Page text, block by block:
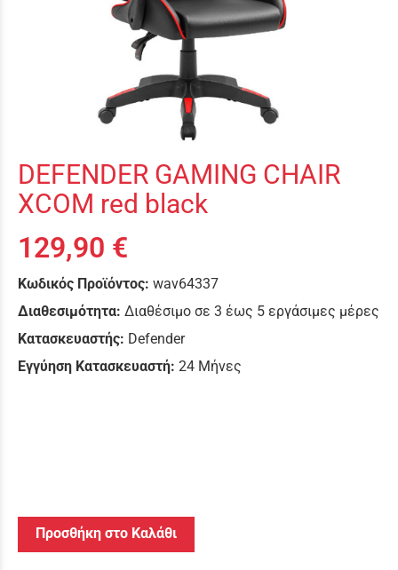
DEFENDER GAMING CHAIR
XCOM red black
129,90 €
Κωδικός Προϊόντος: wav64337
Διαθεσιμότητα: Διαθέσιμο σε 3 έως 5 εργάσιμες μέρες
Κατασκευαστής: Defender
Εγγύηση Κατασκευαστή: 24 Μήνες
Προσθήκη στο Καλάθι